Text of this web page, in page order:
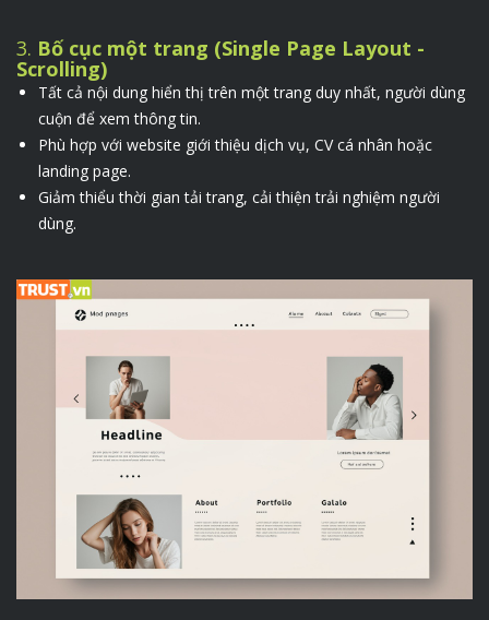
3. Bố cục một trang (Single Page Layout -
Scrolling)
Tất cả nội dung hiển thị trên một trang duy nhất, người dùng
cuộn để xem thông tin.
Phù hợp với website giới thiệu dịch vụ, CV cá nhân hoặc
landing page.
Giảm thiểu thời gian tải trang, cải thiện trải nghiệm người
dùng.